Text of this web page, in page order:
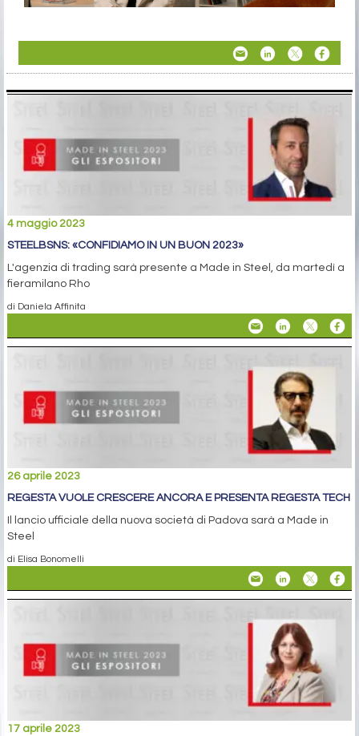
4 maggio 2023
STEELBSNS: «CONFIDIAMO IN UN BUON 2023»
L'agenzia di trading sarà presente a Made in Steel, da martedì a
fieramilano Rho
di Daniela Affinita
26 aprile 2023
REGESTA VUOLE CRESCERE ANCORA E PRESENTA REGESTA TECH
Il lancio ufficiale della nuova società di Padova sarà a Made in
Steel
di Elisa Bonomelli
17 aprile 2023